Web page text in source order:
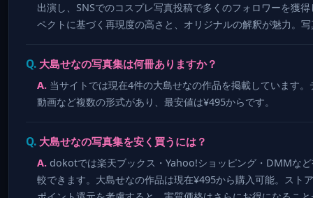
出演し、SNSでのコスプレ写真投稿で多くのフォロワーを獲
ペクトに基づく再現度の高さと、オリジナルの解釈が魅力。
大島せなの写真集は何冊ありますか？
当サイトでは現在4件の大島せなの作品を掲載しています
動画など複数の形式があり、最安値は¥495からです。
大島せなの写真集を安く買うには？
dokotでは楽天ブックス・Yahoo!ショッピング・DMMな
較できます。大島せなの作品は現在¥495から購入可能。スト